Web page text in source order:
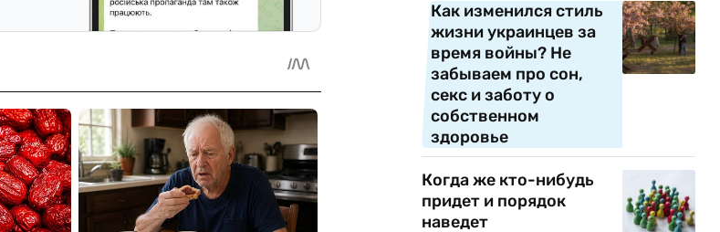
Как изменился стиль
жизни украинцев за
время войны? Не
забываем про сон,
секс и заботу о
собственном
здоровье
Когда же кто-нибудь
придет и порядок
наведет